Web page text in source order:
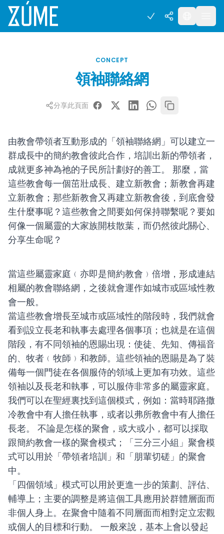
CONCEPT
領袖聯絡網
分享此頁面
由教會帶領者互動形成的「領袖聯絡網」可以建立一
群成長中的簡約教會彼此合作，培訓出新的帶領者，
成就更多神為祂的子民所計劃好的善工。 那麼，當
這些教會每一個茁壯成長、建立新教會；新教會再建
立新教會；那些新教會又再建立新教會後，到底會發
生什麼事呢？這些教會之間要如何保持聯繫呢？要如
何像一個屬靈的大家族開枝散葉，而仍然彼此關心、
分享生命呢？
當這些屬靈家庭﹙亦即是簡約教會 ﹚ 倍增，形成連結
相屬的教會聯絡網，之後就會運作如城市或區域性教
會一般。
當這些教會增長至城市或區域性的階段時，我們就會
看到設立長老和執事去處理各個事項；也就是在這個
階段，有不同領袖的恩賜出現：使徒、先知、傳福音
的、牧者﹙牧師﹚和教師。這些領袖的恩賜是為了裝
備每一個門徒在各個服侍的領域上更加有功效。這些
領袖以及長老和執事，可以服侍非常多的屬靈家庭。
我們可以在聖經裏找到這個模式，例如：當時耶路撒
冷教會中有人擔任執事，或者以弗所教會中有人擔任
長老。
不論是怎樣的聚會，或大或小，都可以採取
跟簡約教會一樣的聚會模式；「三分三小組」聚會模
式可以用於「帶領者培訓」和「朋輩切磋」的聚會
中。
「四個領域」模式可以用於更進一步的策劃、評估、
輔導上；主要的調整是將這個工具應用於群體層面而
非個人身上。在聚會中隨着不同層面而相對定立宏觀
或個人的目標和行動。
一般來說，基本上會以發起